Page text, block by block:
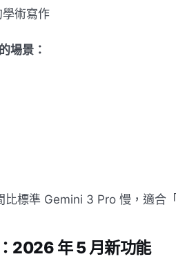
術寫作
場景：
標準 Gemini 3 Pro 慢，適合
2026 年 5 月新功能